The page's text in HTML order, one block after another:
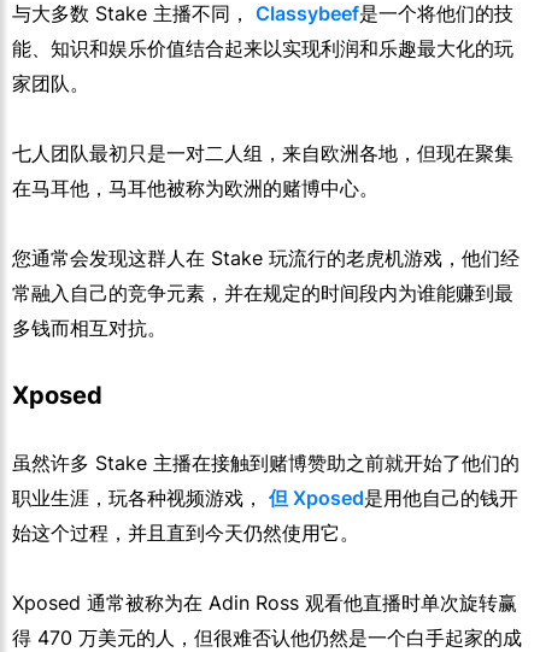
与大多数 Stake 主播不同， Classybeef是一个将他们的技
能、知识和娱乐价值结合起来以实现利润和乐趣最大化的玩
家团队。
七人团队最初只是一对二人组，来自欧洲各地，但现在聚集
在马耳他，马耳他被称为欧洲的赌博中心。
您通常会发现这群人在 Stake 玩流行的老虎机游戏，他们经
常融入自己的竞争元素，并在规定的时间段内为谁能赚到最
多钱而相互对抗。
Xposed
虽然许多 Stake 主播在接触到赌博赞助之前就开始了他们的
职业生涯，玩各种视频游戏， 但 Xposed是用他自己的钱开
始这个过程，并且直到今天仍然使用它。
Xposed 通常被称为在 Adin Ross 观看他直播时单次旋转赢
得 470 万美元的人，但很难否认他仍然是一个白手起家的成